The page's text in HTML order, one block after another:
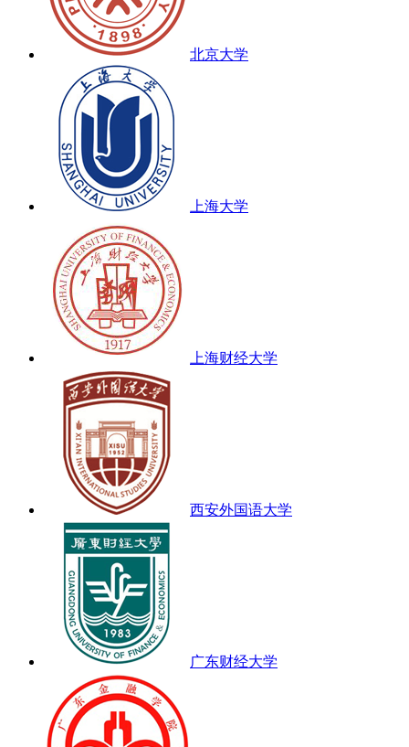
北京大学
上海大学
上海财经大学
西安外国语大学
广东财经大学